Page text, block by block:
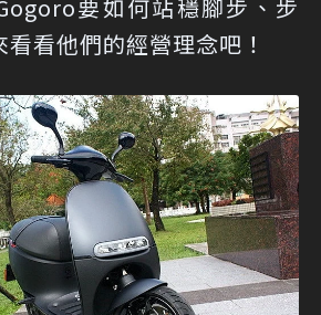
要如何站穩腳步、步
看他們的經營理念吧！